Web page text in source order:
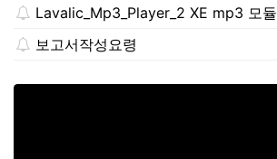
Lavalic_Mp3_Player_2 XE mp3 모듈
보고서작성요령